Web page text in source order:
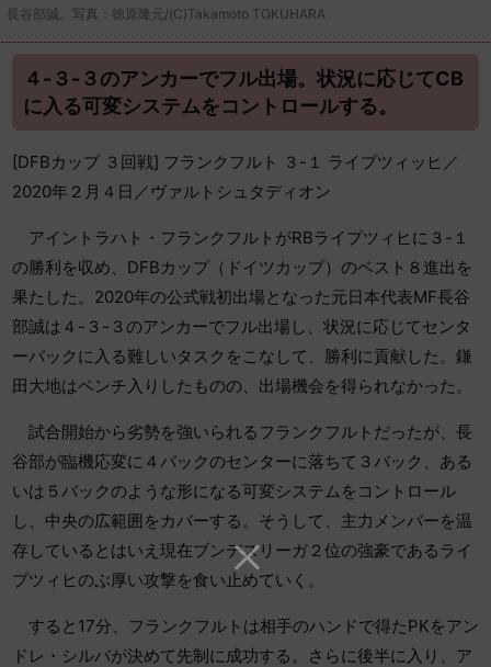
長谷部誠。写真：徳原隆元/(C)Takamoto TOKUHARA
４-３-３のアンカーでフル出場。状況に応じてCB
に入る可変システムをコントロールする。
[DFBカップ ３回戦] フランクフルト ３-１ ライプツィッヒ／
2020年２月４日／ヴァルトシュタディオン
アイントラハト・フランクフルトがRBライプツィヒに３-１
の勝利を収め、DFBカップ（ドイツカップ）のベスト８進出を
果たした。2020年の公式戦初出場となった元日本代表MF長谷
部誠は４-３-３のアンカーでフル出場し、状況に応じてセンタ
ーバックに入る難しいタスクをこなして、勝利に貢献した。鎌
田大地はベンチ入りしたものの、出場機会を得られなかった。
試合開始から劣勢を強いられるフランクフルトだったが、長
谷部が臨機応変に４バックのセンターに落ちて３バック、ある
いは５バックのような形になる可変システムをコントロール
し、中央の広範囲をカバーする。そうして、主力メンバーを温
存しているとはいえ現在ブンデスリーガ２位の強豪であるライ
プツィヒのぶ厚い攻撃を食い止めていく。
すると17分、フランクフルトは相手のハンドで得たPKをアン
ドレ・シルバが決めて先制に成功する。さらに後半に入り、ア